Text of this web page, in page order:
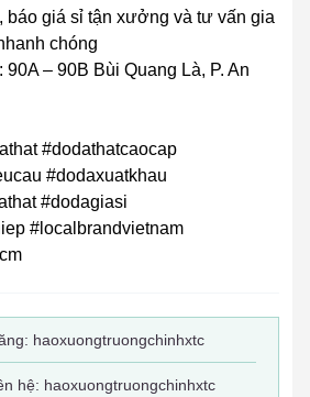
báo giá sỉ tận xưởng và tư vấn gia
chóng
– 90B Bùi Quang Là, P. An
#dodathatcaocap
#dodaxuatkhau
#dodagiasi
#localbrandvietnam
haoxuongtruongchinhxtc
hệ: haoxuongtruongchinhxtc